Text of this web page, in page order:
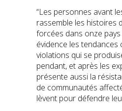
“Les personnes avant
rassemble les histoires
forcées dans onze
évidence les tendances
violations qui se
pendant, et après les
présente aussi la
de communautés
lèvent pour défendre